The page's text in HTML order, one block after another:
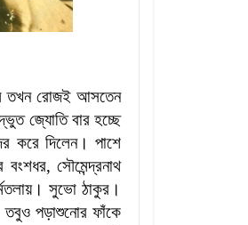
তখন রোজই আসতেন
জ্যোতি বার হচ্ছে
করে দিলেন। পাশে
সৌমেন্দ্রনাথ
সুভো ঠাকুর।
তবুও পড়াশুনোর ফাঁকে